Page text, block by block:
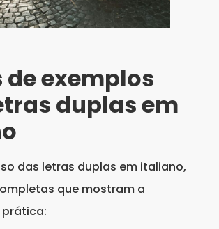
de exemplos
duplas em
das letras duplas em italiano,
que mostram a